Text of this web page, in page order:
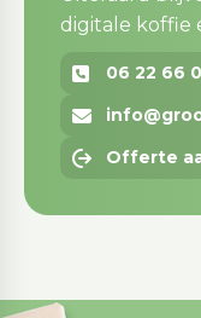
digitale koffie
06 22 66
Offerte